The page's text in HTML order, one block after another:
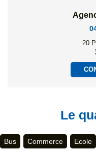
20
Le
Bus Commerce Ecole